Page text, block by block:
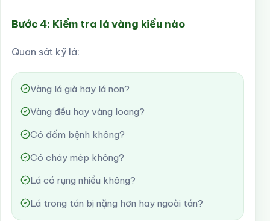
Bước 4: Kiểm tra lá vàng kiểu nào
Quan sát kỹ lá:
Vàng lá già hay lá non?
Vàng đều hay vàng loang?
Có đốm bệnh không?
Có cháy mép không?
Lá có rụng nhiều không?
Lá trong tán bị nặng hơn hay ngoài tán?